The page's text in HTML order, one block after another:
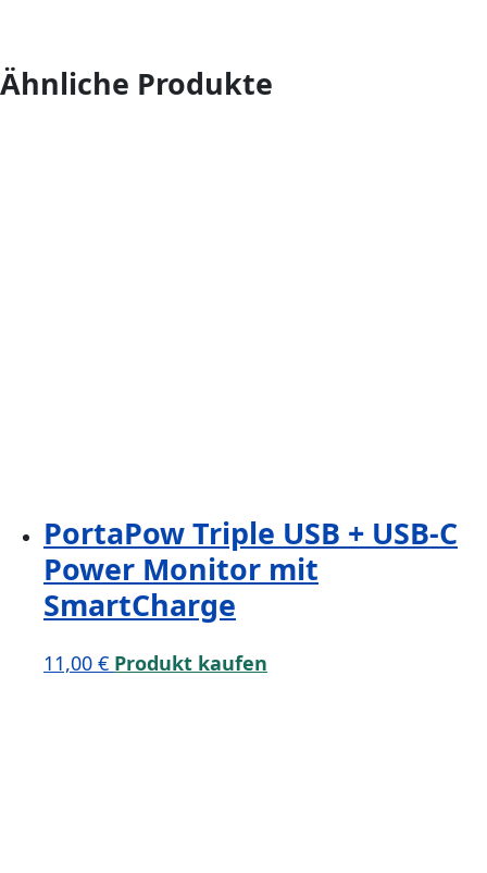
Ähnliche Produkte
PortaPow Triple USB + USB-C
Power Monitor mit
SmartCharge
11,00 € Produkt kaufen